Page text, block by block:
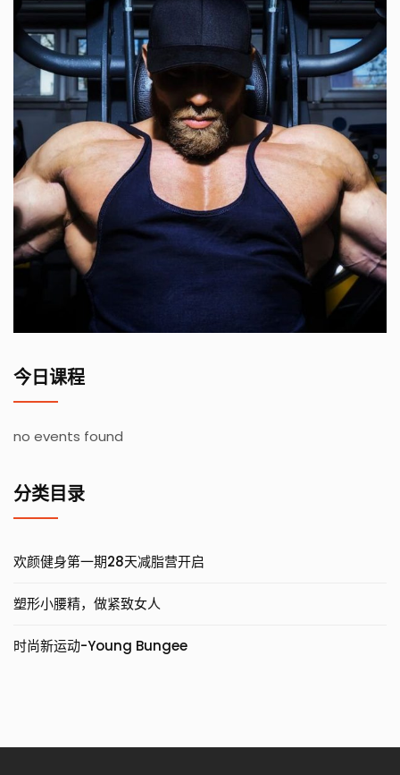
今日课程
no events found
分类目录
欢颜健身第一期28天减脂营开启
塑形小腰精，做紧致女人
时尚新运动-Young Bungee